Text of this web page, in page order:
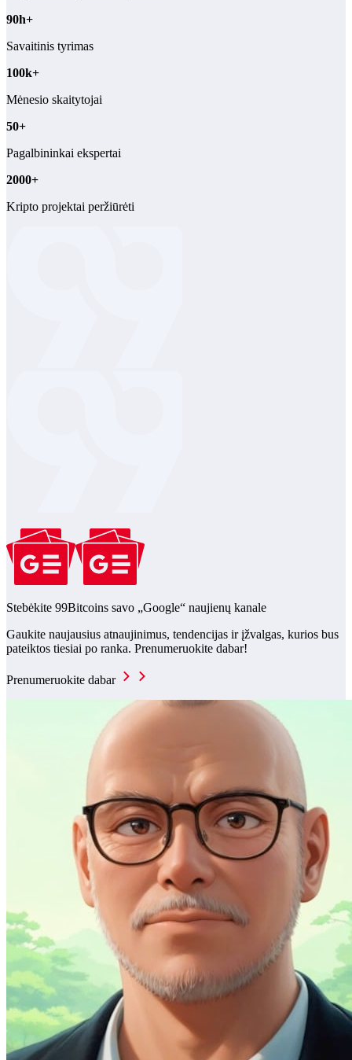
90h+
Savaitinis tyrimas
100k+
Mėnesio skaitytojai
50+
Pagalbininkai ekspertai
2000+
Kripto projektai peržiūrėti
Stebėkite 99Bitcoins savo „Google“ naujienų kanale
Gaukite naujausius atnaujinimus, tendencijas ir įžvalgas, kurios bus
pateiktos tiesiai po ranka. Prenumeruokite dabar!
Prenumeruokite dabar